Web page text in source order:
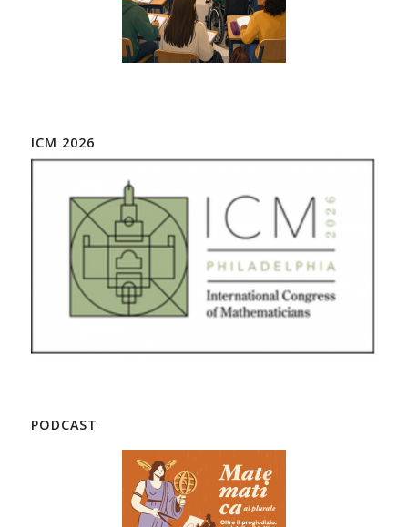
ICM 2026
PODCAST